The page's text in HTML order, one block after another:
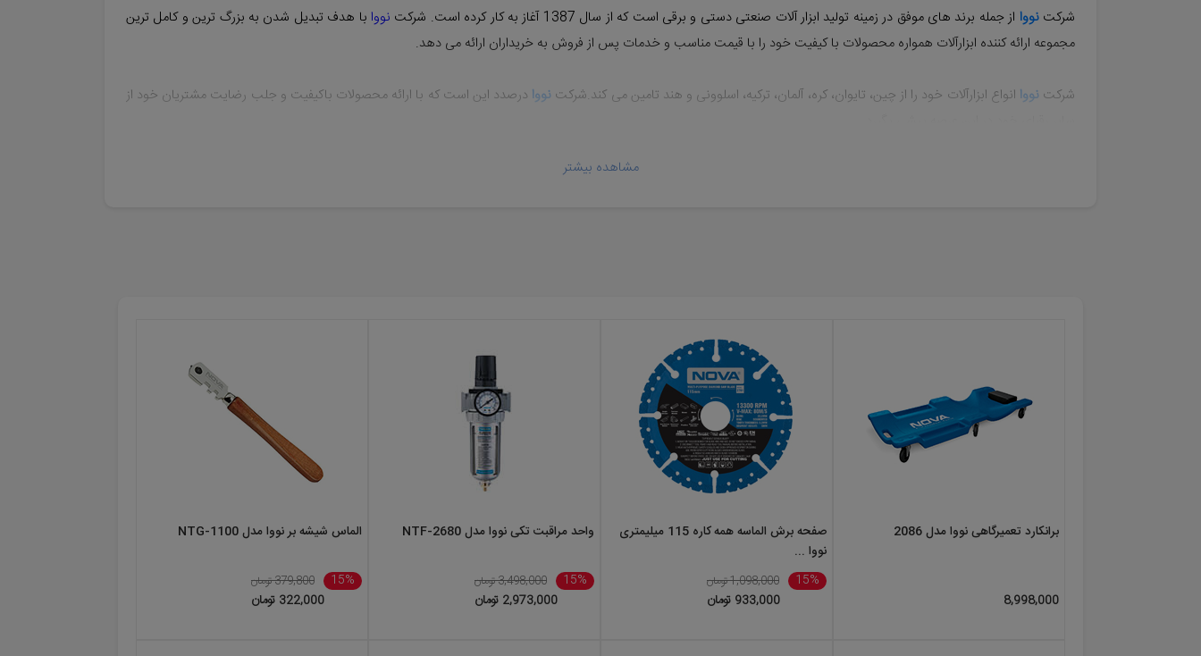
شرکتنووا از جمله برند های موفق در زمینه تولید ابزار آلات صنعتی دستی و برقی است که از سال 1387 آغاز به کار کرده است. شرکت نووا با هدف تبدیل شدن به بزرگ ترین و کامل ترین
مجموعه ارائه کننده ابزارآلات همواره محصولات با کیفیت خود را با قیمت مناسب و خدمات پس از فروش به خریداران ارائه می دهد.
شرکت نووا انواع ابزارآلات خود را از چین، تایوان، کره، آلمان، ترکیه، اسلوونی و هند تامین می کند.شرکت نووا درصدد این است که با ارائه محصولات باکیفیت و جلب رضایت مشتریان خود از
ابزار جوشکارینووا: انبر جوش، انبر اتصال و ...
انواع کیف و جعبه ابزارنووا
نووا
میباشد و انوع ابزار دستی و برقی برند
را با بهترین قیمت در اختیار خریداران قرار میدهد. فروشگاه سوپرابزار پارس فروشنده
مشاهده بیشتر
برانکارد تعمیرگاهی نووا مدل 2086
8,998,000
صفحه برش الماسه همه کاره 115 میلیمتری
نووا ...
15% 1,098,000 تومان
933,000 تومان
واحد مراقبت تکی نووا مدل NTF-2680
15% 3,498,000 تومان
2,973,000 تومان
الماس شیشه بر نووا مدل NTG-1100
15% 379,800 تومان
322,000 تومان